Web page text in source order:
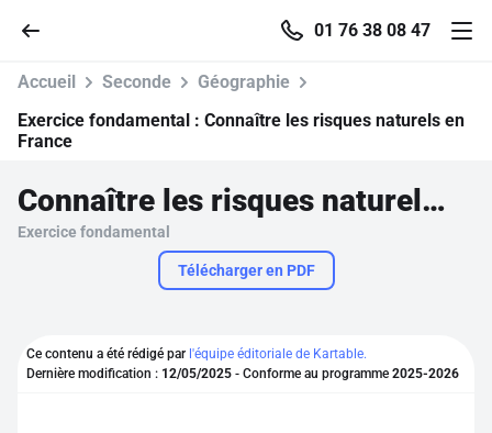
01 76 38 08 47
Parcourir
Se connecter
Accueil Seconde
Géographie
Exercice fondamental : Connaître les risques naturels en
France
Connaître les risques naturels en France
Exercice fondamental
Télécharger en PDF
Ce contenu a été rédigé par l'équipe éditoriale de Kartable.
Dernière modification : 12/05/2025 - Conforme au programme 2025-2026